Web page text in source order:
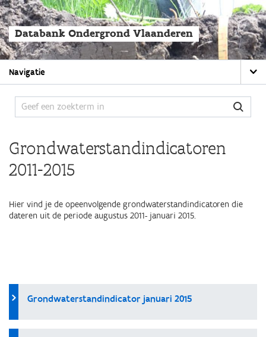
Overslaan
en
naar
de
algemene
inhoud
Databank Ondergrond Vlaanderen
Main
navigation
Navigatie
Grondwaterstandindicatoren
2011-2015
Hier vind je de opeenvolgende grondwaterstandindicatoren die
dateren uit de periode augustus 2011- januari 2015.
Grondwaterstandindicator januari 2015